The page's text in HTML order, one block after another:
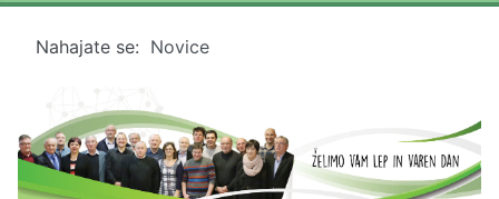
Nahajate se: Novice